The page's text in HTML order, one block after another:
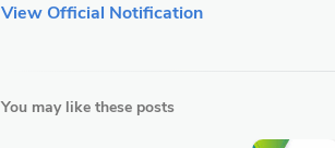
View Official Notification
You may like these posts